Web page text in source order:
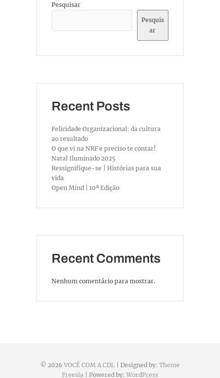
Pesquisar
Pesquis
ar
Recent Posts
Felicidade Organizacional: da cultura
ao resultado
O que vi na NRF e preciso te contar!
Natal Iluminado 2025
Ressignifique-se | Histórias para sua
vida
Open Mind | 10ª Edição
Recent Comments
Nenhum comentário para mostrar.
© 2026 VOCÊ COM A CDL | Designed by: Theme
Freesia | Powered by: WordPress